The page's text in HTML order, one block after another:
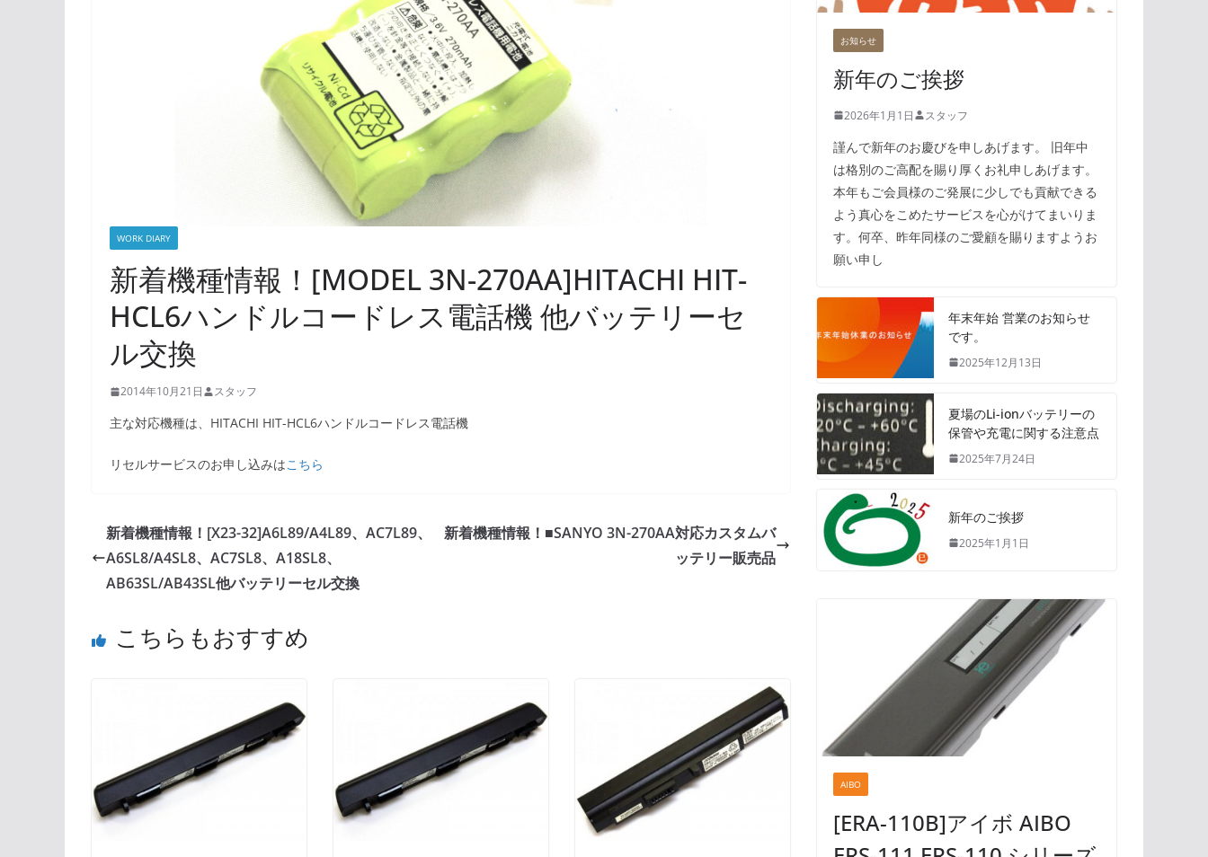
WORK DIARY
新着機種情報！[MODEL 3N-270AA]HITACHI HIT-
HCL6ハンドルコードレス電話機 他バッテリーセ
ル交換
2014年10月21日 スタッフ
主な対応機種は、HITACHI HIT-HCL6ハンドルコードレス電話機
リセルサービスのお申し込みはこちら
新着機種情報！[X23-32]A6L89/A4L89、AC7L89、
A6SL8/A4SL8、AC7SL8、A18SL8、
AB63SL/AB43SL他バッテリーセル交換
新着機種情報！■SANYO 3N-270AA対応カスタムバ
ッテリー販売品
こちらもおすすめ
お知らせ
新年のご挨拶
2026年1月1日 スタッフ
謹んで新年のお慶びを申しあげます。 旧年中
は格別のご高配を賜り厚くお礼申しあげます。
本年もご会員様のご発展に少しでも貢献できる
よう真心をこめたサービスを心がけてまいりま
す。何卒、昨年同様のご愛顧を賜りますようお
願い申し
年末年始 営業のお知らせ
です。
2025年12月13日
夏場のLi-ionバッテリーの
保管や充電に関する注意点
2025年7月24日
新年のご挨拶
2025年1月1日
AIBO
[ERA-110B]アイボ AIBO